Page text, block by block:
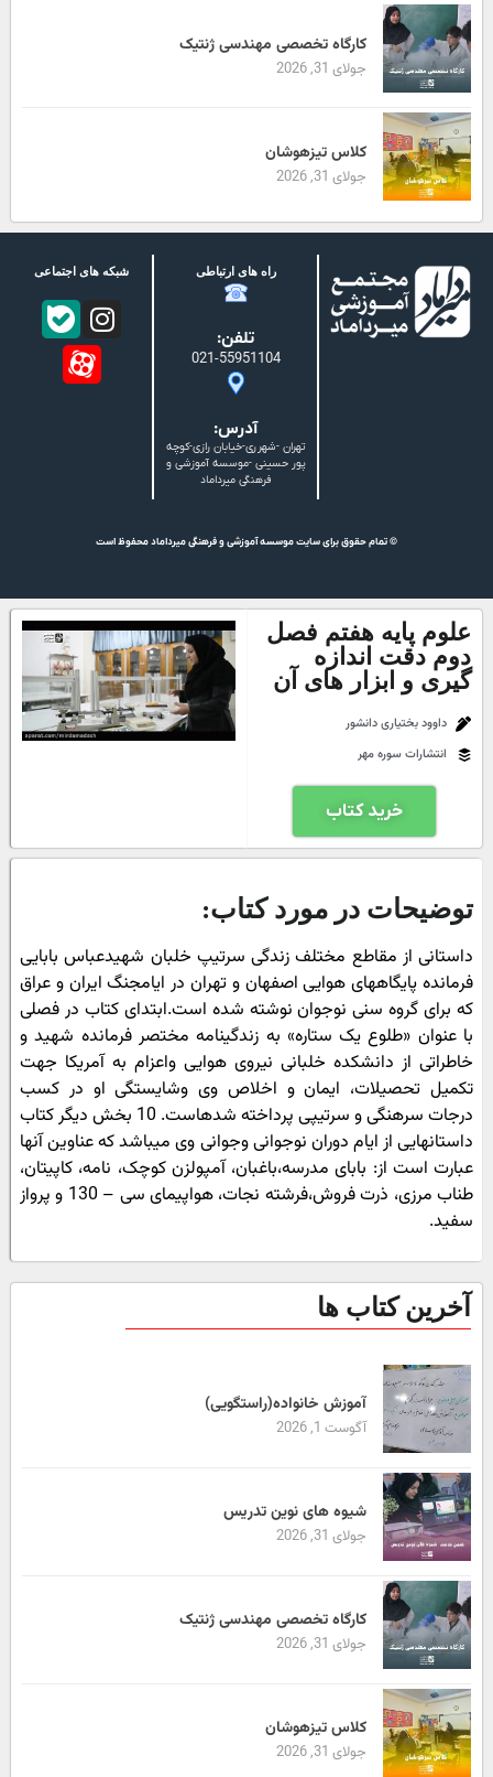
کارگاه تخصصی مهندسی ژنتیک
جولای 31, 2026
کلاس تیزهوشان
جولای 31, 2026
راه های ارتباطی
تلفن:
021-55951104
آدرس:
تهران -شهرری-خیابان رازی-کوچه
پور حسینی -موسسه آموزشی و
فرهنگی میرداماد
شبکه های اجتماعی
© تمام حقوق برای سایت موسسه آموزشی و فرهنگی میرداماد محفوظ است
علوم پایه هفتم فصل
دوم دقت اندازه
گیری و ابزار های آن
داوود بختیاری دانشور
انتشارات سوره مهر
خرید کتاب
توضیحات در مورد کتاب:
داستانى از مقاطع مختلف زندگى سرتیپ خلبان شهیدعباس بابایى
فرمانده پایگاه‏هاى هوایى اصفهان و تهران در ایام‏جنگ ایران و عراق
که براى گروه سنى نوجوان نوشته شده است.ابتداى کتاب در فصلى
با عنوان «طلوع یک ستاره» به زندگینامه‏ مختصر فرمانده شهید و
خاطراتى از دانشکده خلبانى نیروى هوایى واعزام به آمریکا جهت
تکمیل تحصیلات، ایمان و اخلاص وى وشایستگى او در کسب
درجات سرهنگى و سرتیپى پرداخته شده‏است. 10 بخش دیگر کتاب
داستان‏هایى از ایام دوران نوجوانى وجوانى وى میباشد که عناوین آنها
عبارت است از: باباى مدرسه،باغبان، آمپول‏زن کوچک، نامه، کاپیتان،
طناب مرزى، ذرت فروش،فرشته نجات، هواپیماى سى – 130 و پرواز
سفید.
آخرین کتاب ها
آموزش خانواده(راستگویی)
آگوست 1, 2026
شیوه های نوین تدریس
جولای 31, 2026
کارگاه تخصصی مهندسی ژنتیک
جولای 31, 2026
کلاس تیزهوشان
جولای 31, 2026